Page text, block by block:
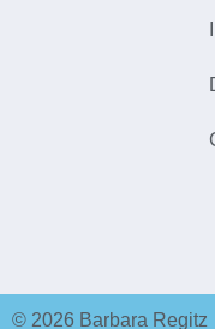
© 2026 Barbara Regitz